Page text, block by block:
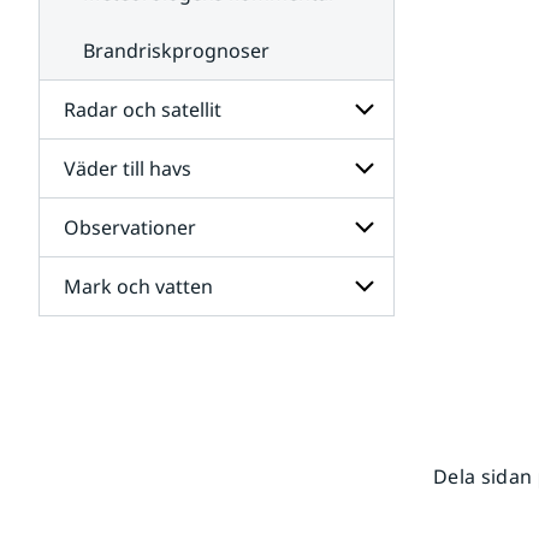
Brandriskprognoser
Radar och satellit
Undersidor
för
Radar
och
satellit
Väder till havs
Undersidor
för
Väder
till
havs
Observationer
Undersidor
för
Mark och vatten
Dela sidan